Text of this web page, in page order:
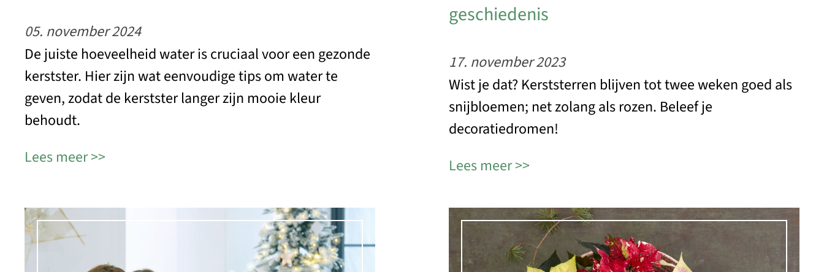
05. november 2024
De juiste hoeveelheid water is cruciaal voor een gezonde
kerstster. Hier zijn wat eenvoudige tips om water te
geven, zodat de kerstster langer zijn mooie kleur
behoudt.
Lees meer
geschiedenis
17. november 2023
Wist je dat? Kerststerren blijven tot twee weken goed als
snijbloemen; net zolang als rozen. Beleef je
decoratiedromen!
Lees meer